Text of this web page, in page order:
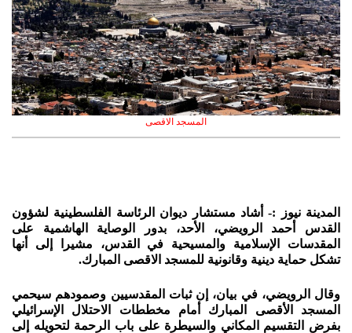
المسجد الاقصى
المدينة نيوز :- أشاد مستشار ديوان الرئاسة الفلسطينية لشؤون
القدس أحمد الرويضي، الأحد، بدور الوصاية الهاشمية على
المقدسات الإسلامية والمسيحية في القدس، مشيرا إلى أنها
تشكل حماية دينية وقانونية للمسجد الاقصى المبارك.
وقال الرويضي، في بيان، إن ثبات المقدسيين وصمودهم سيحمي
المسجد الأقصى المبارك أمام مخططات الاحتلال الإسرائيلي
بفرض التقسيم المكاني والسيطرة على باب الرحمة لتحويله إلى